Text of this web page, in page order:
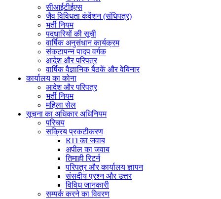
सीआईटीईएस
जैव विविधता कंवेंशन (संधिपत्र)
भर्ती नियम
पदधारियों की सूची
वार्षिक अनुसंधान कार्यक्रम
संकटापन्न पादप वर्गक
आदेश और परिपत्र
वार्षिक वैज्ञानिक बैठकें और वेबिनार
कार्यालय का कोना
आदेश और परिपत्र
भर्ती नियम
महिला सेल
सूचना का अधिकार अधिनियम
परिचय
सक्रिय प्रकटीकरण
RTI का जवाब
अपील का जवाब
तिमाही रिटर्न
परिपत्र और कार्यालय ज्ञापन
संसदीय प्रश्न और उत्तर
विविध जानकारी
सम्पर्क करने का विवरण